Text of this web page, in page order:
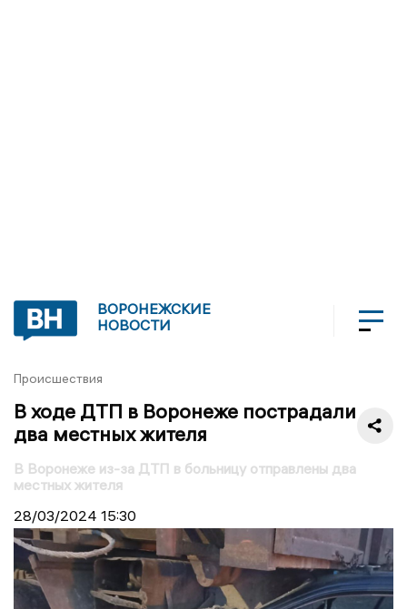
ВОРОНЕЖСКИЕ
НОВОСТИ
Происшествия
В ходе ДТП в Воронеже пострадали
два местных жителя
В Воронеже из-за ДТП в больницу отправлены два
местных жителя
28/03/2024 15:30